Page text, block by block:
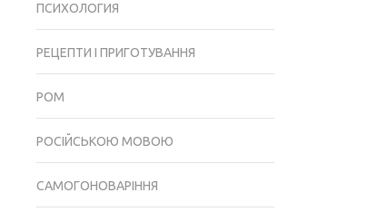
МОЖЛИВОСТЯМИ
ПСИХОЛОГИЯ
РЕЦЕПТИ І ПРИГОТУВАННЯ
РОМ
РОСІЙСЬКОЮ МОВОЮ
САМОГОНОВАРІННЯ